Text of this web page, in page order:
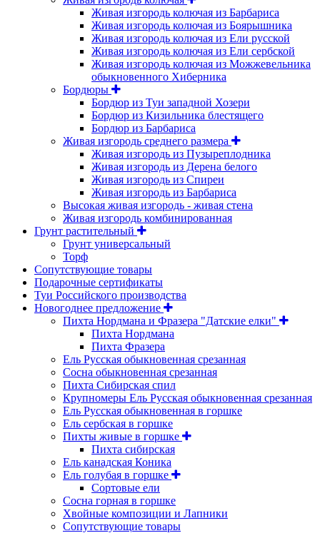
Живая изгородь колючая из Барбариса
Живая изгородь колючая из Боярышника
Живая изгородь колючая из Ели русской
Живая изгородь колючая из Ели сербской
Живая изгородь колючая из Можжевельника
обыкновенного Хиберника
Бордюры
Бордюр из Туи западной Хозери
Бордюр из Кизильника блестящего
Бордюр из Барбариса
Живая изгородь среднего размера
Живая изгородь из Пузыреплодника
Живая изгородь из Дерена белого
Живая изгородь из Спиреи
Живая изгородь из Барбариса
Высокая живая изгородь - живая стена
Живая изгородь комбинированная
Грунт растительный
Грунт универсальный
Торф
Сопутствующие товары
Подарочные сертификаты
Туи Российского производства
Новогоднее предложение
Пихта Нордмана и Фразера "Датские елки"
Пихта Нордмана
Пихта Фразера
Ель Русская обыкновенная срезанная
Сосна обыкновенная срезанная
Пихта Сибирская спил
Крупномеры Ель Русская обыкновенная срезанная
Ель Русская обыкновенная в горшке
Ель сербская в горшке
Пихты живые в горшке
Пихта сибирская
Ель канадская Коника
Ель голубая в горшке
Сортовые ели
Сосна горная в горшке
Хвойные композиции и Лапники
Сопутствующие товары